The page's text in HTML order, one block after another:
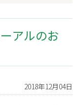
アルのお
2018年12月04日